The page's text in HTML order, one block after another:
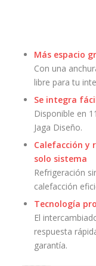
Más espacio
Con una
libre para tu
Se integra
Disponible en
Jaga Diseño.
Calefacción y
solo sistema
Refrigeración
calefacción
Tecnología
El
respuesta
garantía.